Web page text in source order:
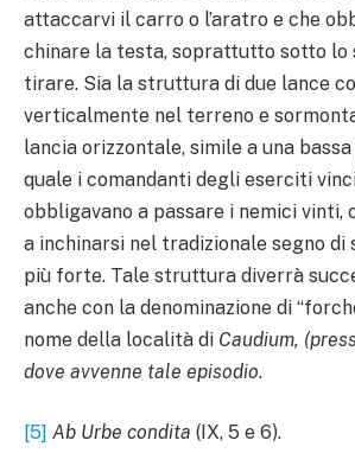
attaccarvi il carro o l’aratro e che
chinare la testa, soprattutto sotto lo
tirare. Sia la struttura di due lance
verticalmente nel terreno e
lancia orizzontale, simile a una
quale i comandanti degli eserciti
obbligavano a passare i nemici vinti,
a inchinarsi nel tradizionale segno di
più forte. Tale struttura diverrà
anche con la denominazione di
nome della località di Caudium,
dove avvenne tale episodio.
[5] Ab Urbe condita (IX, 5 e 6).